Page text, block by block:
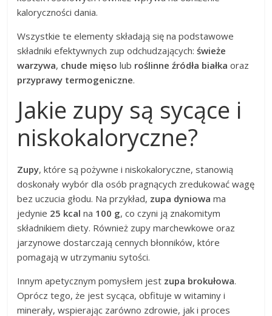
kaloryczności dania.
Wszystkie te elementy składają się na podstawowe
składniki efektywnych zup odchudzających:świeże
warzywa, chude mięso lub roślinne źródła białka oraz
przyprawy termogeniczne.
Jakie zupy są sycące i
niskokaloryczne?
Zupy, które są pożywne i niskokaloryczne, stanowią
doskonały wybór dla osób pragnących zredukować wagę
bez uczucia głodu. Na przykład, zupa dyniowa ma
jedynie 25 kcal na 100 g, co czyni ją znakomitym
składnikiem diety. Również zupy marchewkowe oraz
jarzynowe dostarczają cennych błonników, które
pomagają w utrzymaniu sytości.
Innym apetycznym pomysłem jest zupa brokułowa.
Oprócz tego, że jest sycąca, obfituje w witaminy i
minerały, wspierając zarówno zdrowie, jak i proces